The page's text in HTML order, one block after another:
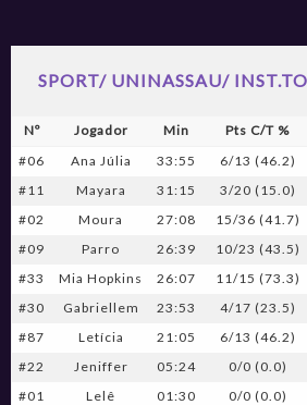
SPORT/ UNINASSAU/
Nº Jogador Min Pts C/T %
#06
Ana Júlia 33:55 6/13 (46.2)
#11
Mayara 31:15 3/20 (15.0)
#02
Moura 27:08 15/36 (41.7)
#09
Parro 26:39 10/23 (43.5)
#33
Mia Hopkins 26:07 11/15 (73.3)
#30
Gabriellem 23:53 4/17 (23.5)
#87
Letícia 21:05 6/13 (46.2)
#22
Jeniffer 05:24 0/0 (0.0)
#01
Lelê 01:30 0/0 (0.0)